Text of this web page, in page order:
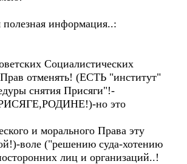
информация..:
Социалистических
отменять! (ЕСТЬ "институт"
снятия Присяги"!-
но это
и морального Права эту
воле ("решению суда-хотению
лиц и организаций..!